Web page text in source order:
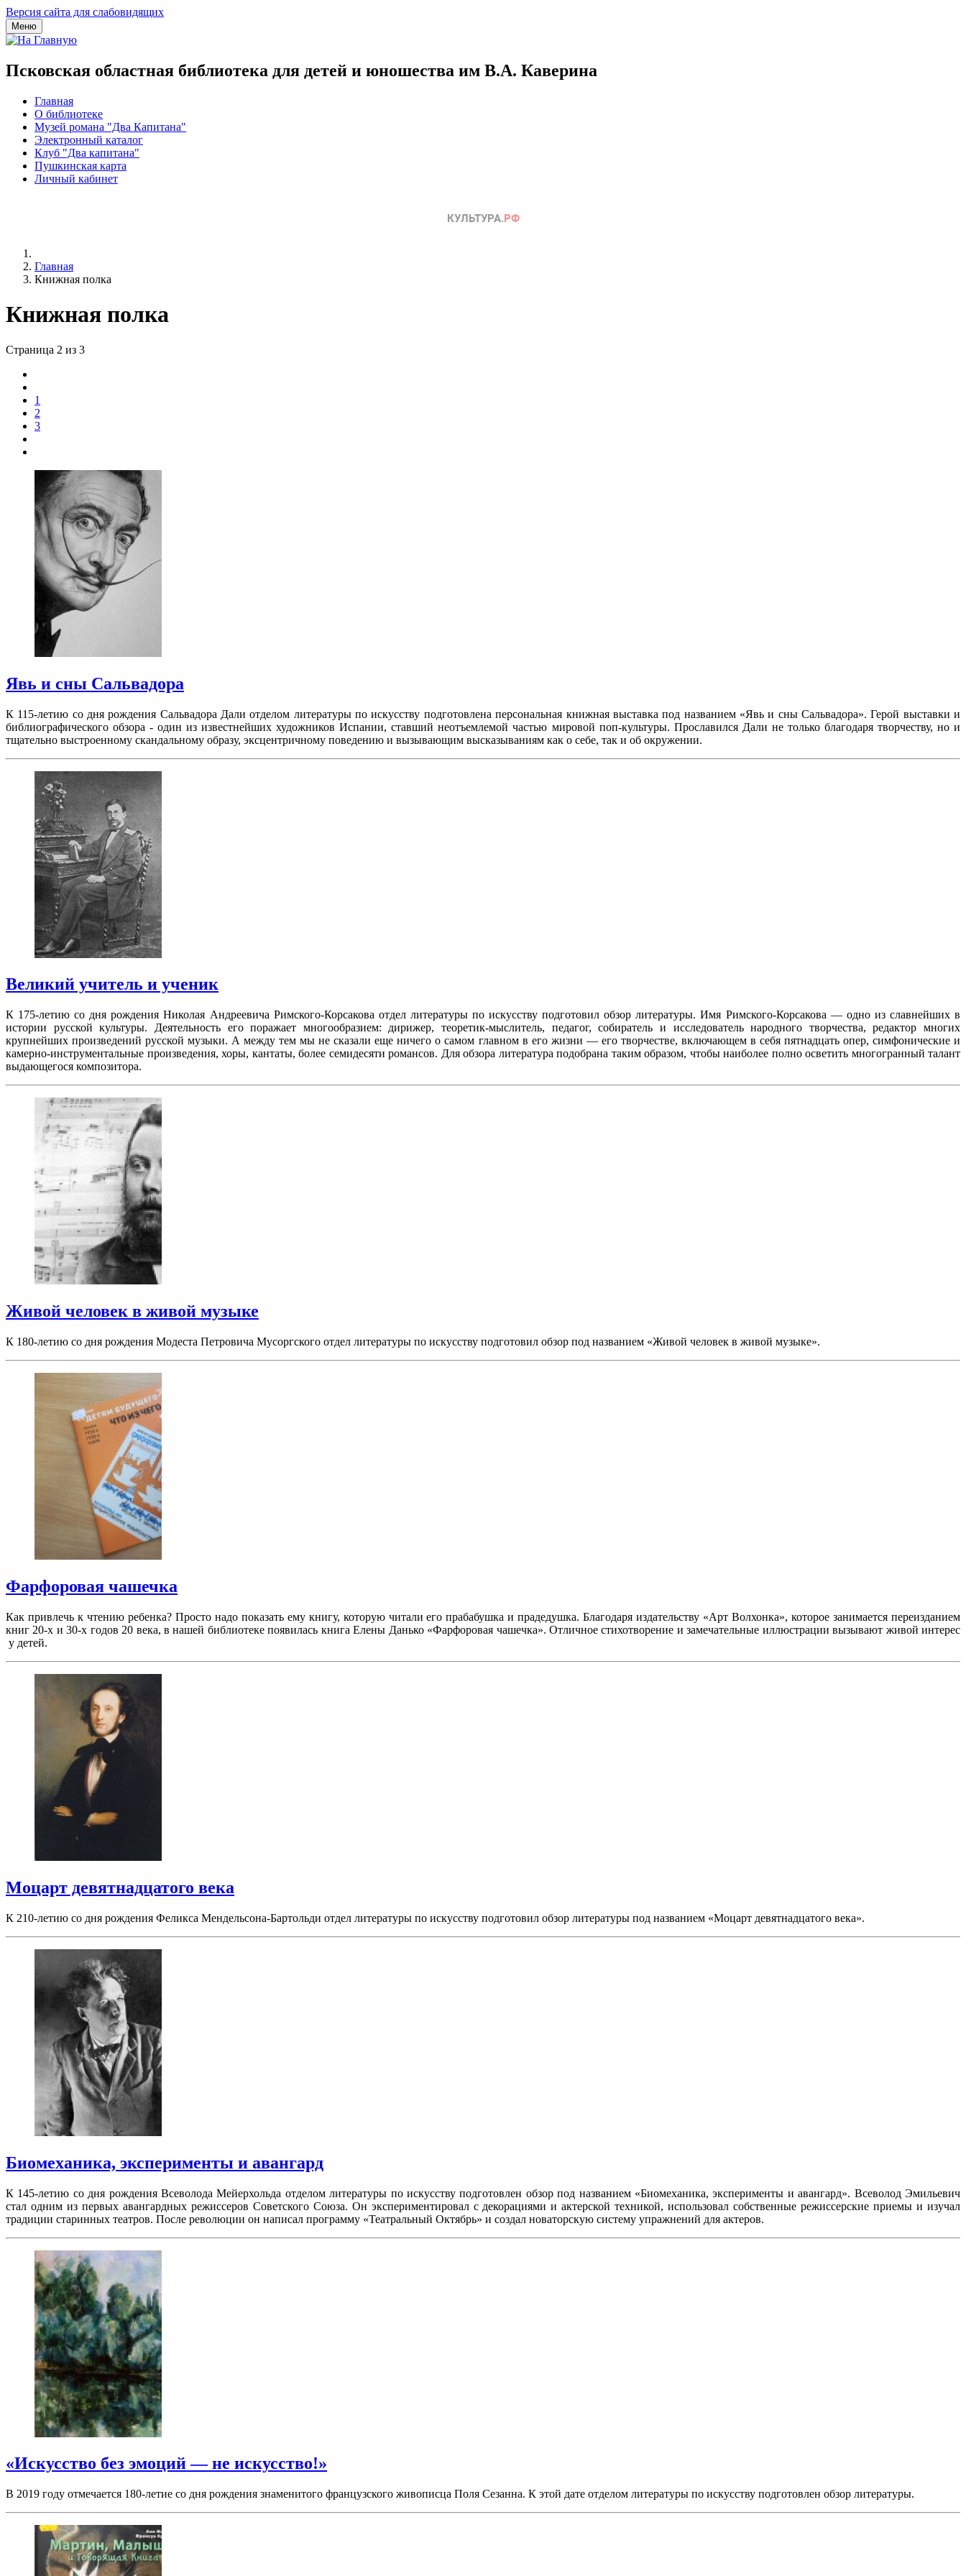
Версия сайта для слабовидящих
Меню
Псковская областная библиотека для детей и юношества им В.А. Каверина
Главная
О библиотеке
Музей романа "Два Капитана"
Электронный каталог
Клуб "Два капитана"
Пушкинская карта
Личный кабинет
Главная
Книжная полка
Книжная полка
Страница 2 из 3
1
2
3
Явь и сны Сальвадора
К 115-летию со дня рождения Сальвадора Дали отделом литературы по искусству подготовлена персональная книжная выставка под названием «Явь и сны Сальвадора». Герой выставки и
библиографического обзора - один из известнейших художников Испании, ставший неотъемлемой частью мировой поп-культуры. Прославился Дали не только благодаря творчеству, но и
тщательно выстроенному скандальному образу, эксцентричному поведению и вызывающим высказываниям как о себе, так и об окружении.
Великий учитель и ученик
К 175-летию со дня рождения Николая Андреевича Римского-Корсакова отдел литературы по искусству подготовил обзор литературы. Имя Римского-Корсакова — одно из славнейших в
истории русской культуры. Деятельность его поражает многообразием: дирижер, теоретик-мыслитель, педагог, собиратель и исследователь народного творчества, редактор многих
крупнейших произведений русской музыки. А между тем мы не сказали еще ничего о самом главном в его жизни — его творчестве, включающем в себя пятнадцать опер, симфонические и
камерно-инструментальные произведения, хоры, кантаты, более семидесяти романсов. Для обзора литература подобрана таким образом, чтобы наиболее полно осветить многогранный талант
выдающегося композитора.
Живой человек в живой музыке
К 180-летию со дня рождения Модеста Петровича Мусоргского отдел литературы по искусству подготовил обзор под названием «Живой человек в живой музыке».
Фарфоровая чашечка
Как привлечь к чтению ребенка? Просто надо показать ему книгу, которую читали его прабабушка и прадедушка. Благодаря издательству «Арт Волхонка», которое занимается переизданием
книг 20-х и 30-х годов 20 века, в нашей библиотеке появилась книга Елены Данько «Фарфоровая чашечка». Отличное стихотворение и замечательные иллюстрации вызывают живой интерес
у детей.
Моцарт девятнадцатого века
К 210-летию со дня рождения Феликса Мендельсона-Бартольди отдел литературы по искусству подготовил обзор литературы под названием «Моцарт девятнадцатого века».
Биомеханика, эксперименты и авангард
К 145-летию со дня рождения Всеволода Мейерхольда отделом литературы по искусству подготовлен обзор под названием «Биомеханика, эксперименты и авангард». Всеволод Эмильевич
стал одним из первых авангардных режиссеров Советского Союза. Он экспериментировал с декорациями и актерской техникой, использовал собственные режиссерские приемы и изучал
традиции старинных театров. После революции он написал программу «Театральный Октябрь» и создал новаторскую систему упражнений для актеров.
«Искусство без эмоций — не искусство!»
В 2019 году отмечается 180-летие со дня рождения знаменитого французского живописца Поля Сезанна. К этой дате отделом литературы по искусству подготовлен обзор литературы.